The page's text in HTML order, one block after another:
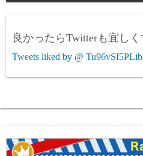
良かったらTwitterも宜しく
Tweets liked by @